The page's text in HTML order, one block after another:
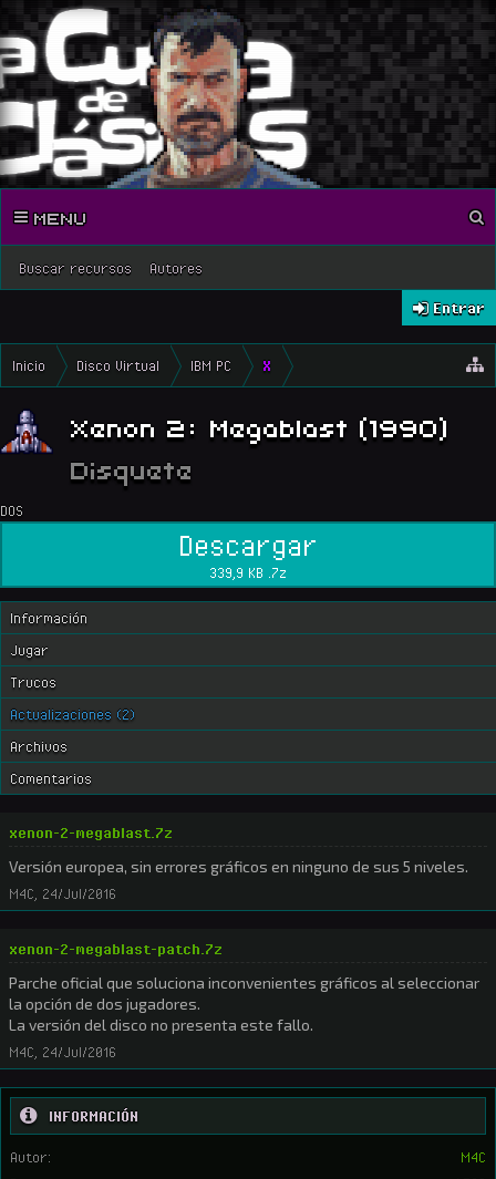
Buscar recursos Autores
MENU
Entrar
Inicio Disco Virtual IBM PC X
Descargar
339,9 KB .7z
Xenon 2: Megablast (1990)
Disquete
DOS
Información
Jugar
Trucos
Actualizaciones (2)
Archivos
Comentarios
xenon-2-megablast.7z
Versión europea, sin errores gráficos en ninguno de sus 5 niveles.
M4C 24/Jul/2016
xenon-2-megablast-patch.7z
Parche oficial que soluciona inconvenientes gráficos al seleccionar
la opción de dos jugadores.
La versión del disco no presenta este fallo.
M4C 24/Jul/2016
INFORMACIÓN
Autor:
M4C